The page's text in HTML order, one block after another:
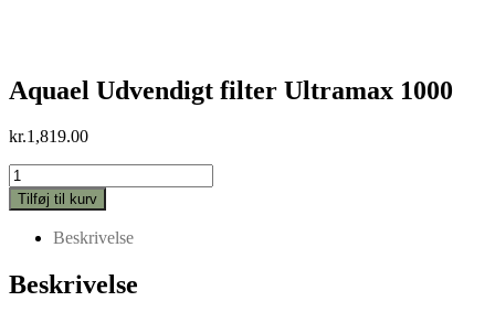
Aquael Udvendigt filter Ultramax 1000
kr.1,819.00
Aquael
Udvendigt
filter
Ultramax
antal
Tilføj til kurv
Beskrivelse
Beskrivelse